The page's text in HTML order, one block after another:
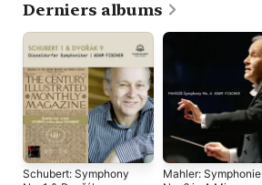
Derniers albums
Schubert: Symphony
Mahler: Symphonie